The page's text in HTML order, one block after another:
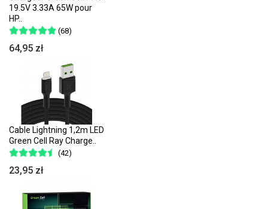
19.5V 3.33A 65W pour
HP..
(68)
64,95 zł
Cable Lightning 1,2m LED
Green Cell Ray Charge..
(42)
23,95 zł